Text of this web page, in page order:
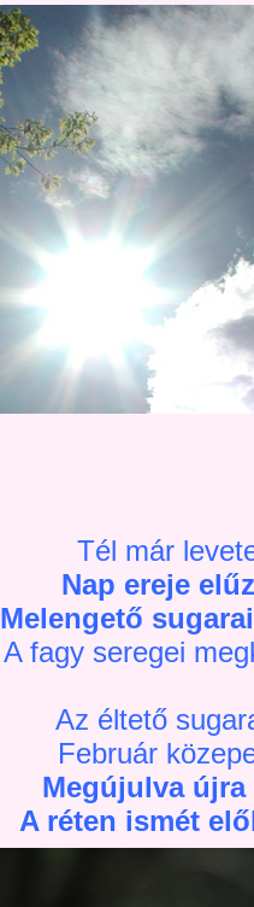
Tél már
Nap ereje
Melengető
A fagy seregei
Az éltető
Február
Megújulva
A réten ismét